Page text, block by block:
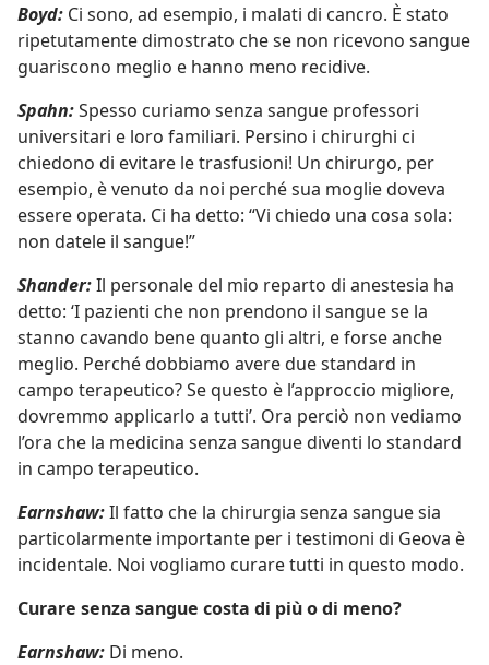
Boyd: Ci sono, ad esempio, i malati di cancro. È stato
ripetutamente dimostrato che se non ricevono sangue
guariscono meglio e hanno meno recidive.
Spahn:Spesso curiamo senza sangue professori
universitari e loro familiari. Persino i chirurghi ci
chiedono di evitare le trasfusioni! Un chirurgo, per
esempio, è venuto da noi perché sua moglie doveva
essere operata. Ci ha detto: “Vi chiedo una cosa sola:
non datele il sangue!”
Shander:Il personale del mio reparto di anestesia ha
detto: ‘I pazienti che non prendono il sangue se la
stanno cavando bene quanto gli altri, e forse anche
meglio. Perché dobbiamo avere due standard in
campo terapeutico? Se questo è l’approccio migliore,
dovremmo applicarlo a tutti’. Ora perciò non vediamo
l’ora che la medicina senza sangue diventi lo standard
in campo terapeutico.
Earnshaw:Il fatto che la chirurgia senza sangue sia
particolarmente importante per i testimoni di Geova è
incidentale. Noi vogliamo curare tutti in questo modo.
Curare senza sangue costa di più o di meno?
Earnshaw: Di meno.